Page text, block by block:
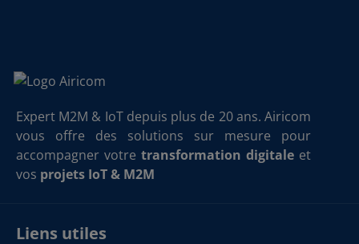
Expert M2M & IoT depuis plus de 20 ans. Airicom
vous offre des solutions sur mesure pour
accompagner votre transformation digitale et
vos projets IoT & M2M
Liens utiles